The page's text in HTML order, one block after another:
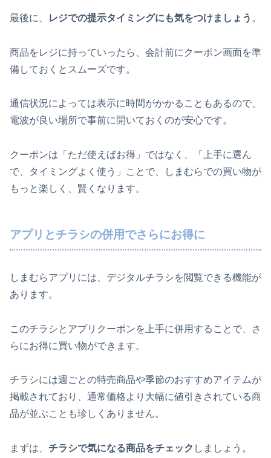
最後に、 レジでの提示タイミングにも気をつけましょう 。
商品をレジに持っていったら、会計前にクーポン画面を準
備しておくとスムーズです。
通信状況によっては表示に時間がかかることもあるので、
電波が良い場所で事前に開いておくのが安心です。
クーポンは「ただ使えばお得」ではなく、「上手に選ん
で、タイミングよく使う」ことで、しまむらでの買い物が
もっと楽しく、賢くなります。
アプリとチラシの併用でさらにお得に
しまむらアプリには、デジタルチラシを閲覧できる機能が
あります。
このチラシとアプリクーポンを上手に併用することで、さ
らにお得に買い物ができます。
チラシには週ごとの特売商品や季節のおすすめアイテムが
掲載されており、通常価格より大幅に値引きされている商
品が並ぶことも珍しくありません。
まずは、 チラシで気になる商品をチェック しましょう。